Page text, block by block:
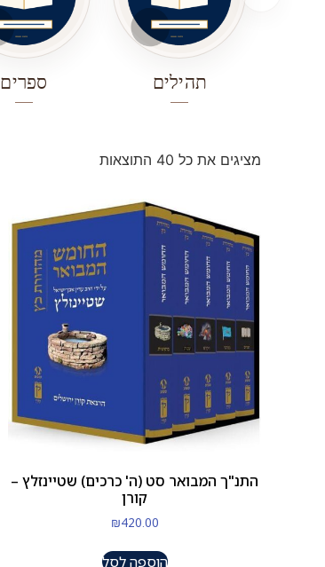
תהילים ספרים
מציגים את כל ⁦40⁩ התוצאות
התנ"ך המבואר סט (ה' כרכים) שטיינזלץ –
קורן
₪420.00
הוספה לסל